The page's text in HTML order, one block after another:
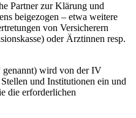
Partner zur Klärung und
beigezogen – etwa weitere
von Versicherern
oder Ärztinnen resp.
genannt) wird von der IV
und Institutionen ein und
die erforderlichen